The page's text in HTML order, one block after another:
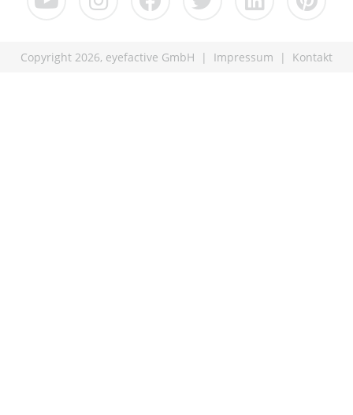
Copyright 2026, eyefactive GmbH | Impressum | Kontakt